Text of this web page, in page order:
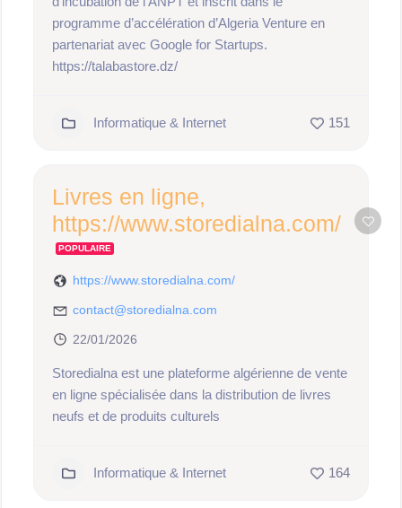
programme d’accélération d’Algeria Venture en
partenariat avec Google for Startups.
https://talabastore.dz/
Informatique & Internet 151
Livres en ligne,
https://www.storedialna.com/
POPULAIRE
https://www.storedialna.com/
contact@storedialna.com
22/01/2026
Storedialna est une plateforme algérienne de vente
en ligne spécialisée dans la distribution de livres
neufs et de produits culturels
Informatique & Internet 164